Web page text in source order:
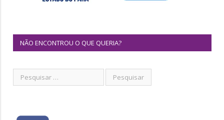
NÃO ENCONTROU O QUE QUERIA?